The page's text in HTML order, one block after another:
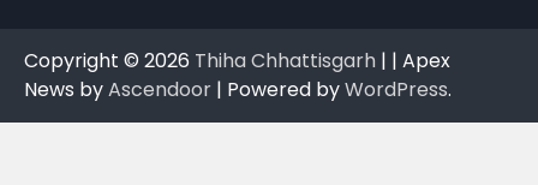
Copyright © 2026 Thiha Chhattisgarh | | Apex
News byAscendoor | Powered byWordPress.